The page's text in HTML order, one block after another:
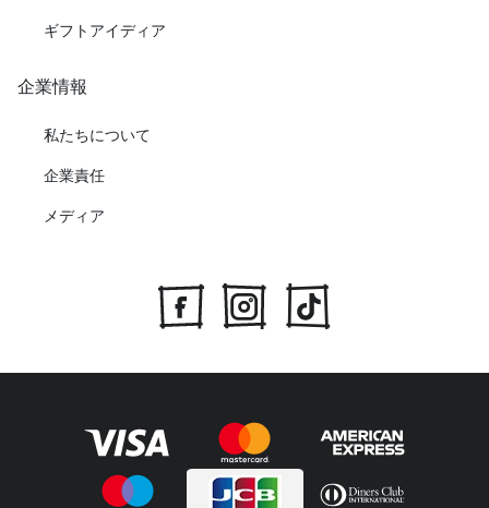
ギフトアイディア
企業情報
私たちについて
企業責任
メディア